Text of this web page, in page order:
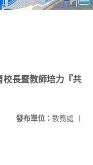
長暨教師培力『共
發布單位： 教務處 |